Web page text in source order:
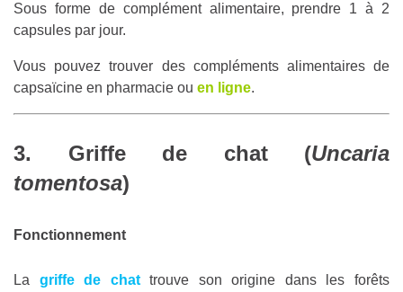
Sous forme de complément alimentaire, prendre 1 à 2
capsules par jour.
Vous pouvez trouver des compléments alimentaires de
capsaïcine en pharmacie ou en ligne.
3. Griffe de chat (Uncaria
tomentosa)
Fonctionnement
La griffe de chattrouve son origine dans les forêts